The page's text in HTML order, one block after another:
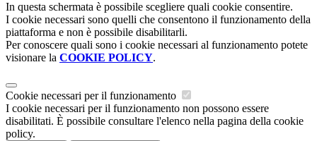
In questa schermata è possibile scegliere quali cookie consentire.
I cookie necessari sono quelli che consentono il funzionamento della
piattaforma e non è possibile disabilitarli.
Per conoscere quali sono i cookie necessari al funzionamento potete
visionare la COOKIE POLICY.
Cookie necessari per il funzionamento
I cookie necessari per il funzionamento non possono essere
disabilitati. È possibile consultare l'elenco nella pagina della cookie
policy.